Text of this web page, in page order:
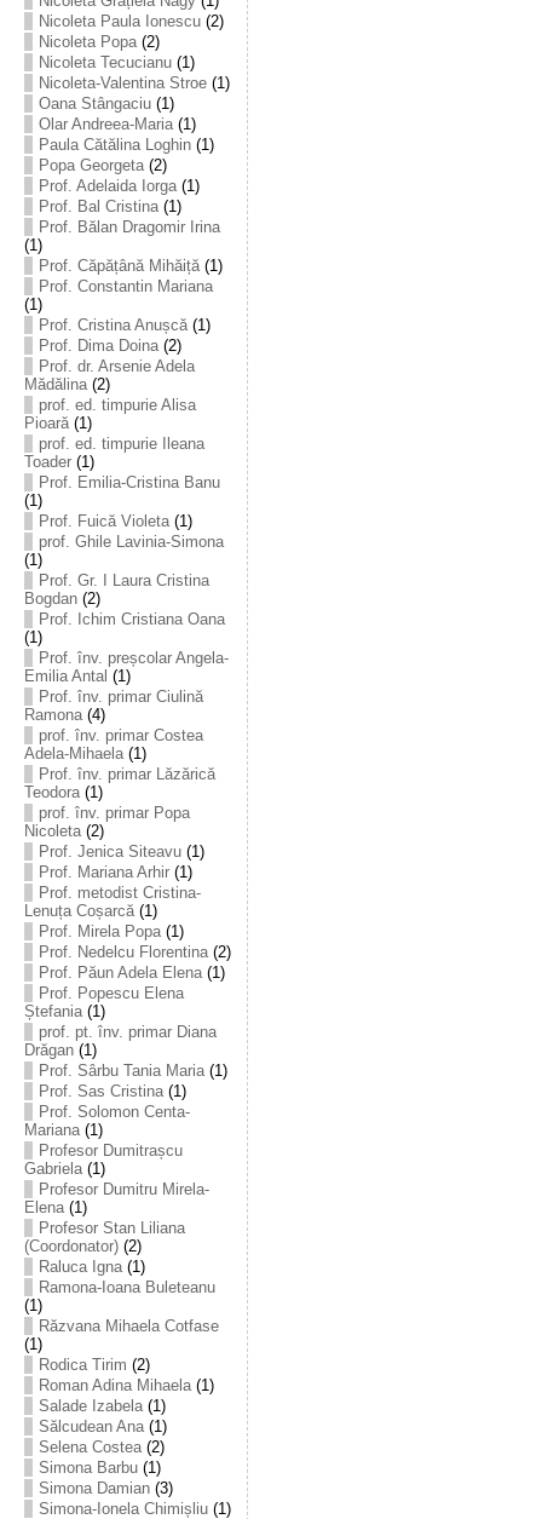
Nicoleta Paula Ionescu(2)
Nicoleta Popa(2)
Nicoleta Tecucianu(1)
Nicoleta-Valentina Stroe(1)
Oana Stângaciu(1)
Olar Andreea-Maria(1)
Paula Cătălina Loghin(1)
Popa Georgeta(2)
Prof. Adelaida Iorga(1)
Prof. Bal Cristina(1)
Prof. Bălan Dragomir Irina
(1)
Prof. Căpățână Mihăiță(1)
Prof. Constantin Mariana
(1)
Prof. Cristina Anușcă(1)
Prof. Dima Doina(2)
Prof. dr. Arsenie Adela
Mădălina(2)
prof. ed. timpurie Alisa
Pioară(1)
prof. ed. timpurie Ileana
Toader(1)
Prof. Emilia-Cristina Banu
(1)
Prof. Fuică Violeta(1)
prof. Ghile Lavinia-Simona
(1)
Prof. Gr. I Laura Cristina
Bogdan(2)
Prof. Ichim Cristiana Oana
(1)
Prof. înv. preșcolar Angela-
Emilia Antal (1)
Prof. înv. primar Ciulină
Ramona(4)
prof. înv. primar Costea
Adela-Mihaela(1)
Prof. înv. primar Lăzărică
Teodora(1)
prof. înv. primar Popa
Nicoleta(2)
Prof. Jenica Siteavu(1)
Prof. Mariana Arhir(1)
Prof. metodist Cristina-
Lenuța Coșarcă(1)
Prof. Mirela Popa(1)
Prof. Nedelcu Florentina(2)
Prof. Păun Adela Elena(1)
Prof. Popescu Elena
Ștefania(1)
prof. pt. înv. primar Diana
Drăgan(1)
Prof. Sârbu Tania Maria(1)
Prof. Sas Cristina(1)
Prof. Solomon Centa-
Mariana(1)
Profesor Dumitrașcu
Gabriela(1)
Profesor Dumitru Mirela-
Elena(1)
Profesor Stan Liliana
(Coordonator)(2)
Raluca Igna(1)
Ramona-Ioana Buleteanu
(1)
Răzvana Mihaela Cotfase
(1)
Rodica Tirim (2)
Roman Adina Mihaela(1)
Salade Izabela(1)
Sălcudean Ana(1)
Selena Costea(2)
Simona Barbu(1)
Simona Damian(3)
Simona-Ionela Chimișliu(1)